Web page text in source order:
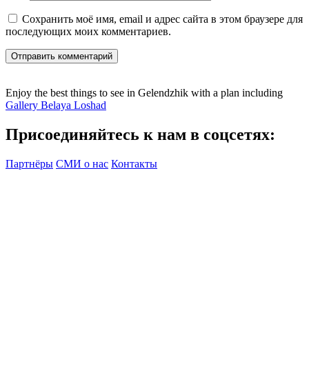
Сохранить моё имя, email и адрес сайта в этом браузере для
последующих моих комментариев.
Отправить комментарий
Enjoy the best things to see in Gelendzhik with a plan including
Gallery Belaya Loshad
Присоединяйтесь к нам в соцсетях:
Партнёры СМИ о нас Контакты